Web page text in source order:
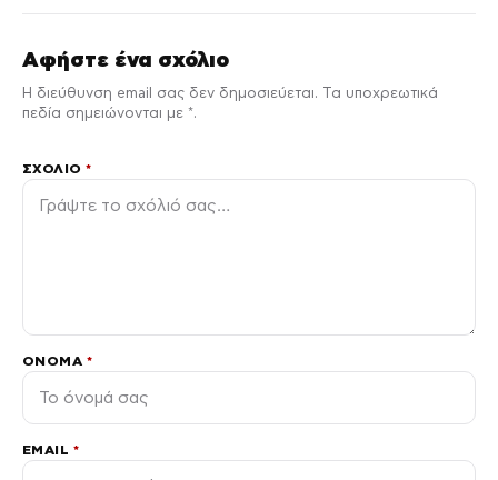
Αφήστε ένα σχόλιο
Η διεύθυνση email σας δεν δημοσιεύεται. Τα υποχρεωτικά
πεδία σημειώνονται με *.
ΣΧΌΛΙΟ*
ΌΝΟΜΑ *
EMAIL *